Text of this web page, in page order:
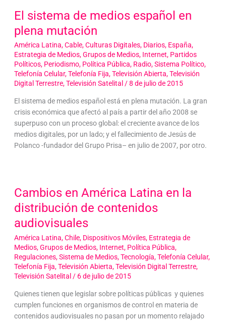
El sistema de medios español en
plena mutación
América Latina,Cable,Culturas Digitales, Diarios, España,
Estrategia de Medios,Grupos de Medios, Internet, Partidos
Políticos, Periodismo, Política Pública, Radio,Sistema Político,
Telefonía Celular,Telefonía Fija,Televisión Abierta,Televisión
Digital Terrestre,Televisión Satelital /8 de julio de 2015
El sistema de medios español está en plena mutación. La gran
crisis económica que afectó al país a partir del año 2008 se
superpuso con un proceso global: el creciente avance de los
medios digitales, por un lado; y el fallecimiento de Jesús de
Polanco -fundador del Grupo Prisa– en julio de 2007, por otro.
Cambios en América Latina en la
distribución de contenidos
audiovisuales
América Latina,Chile, Dispositivos Móviles, Estrategia de
Medios,Grupos de Medios, Internet, Política Pública,
Regulaciones,Sistema de Medios,Tecnología,Telefonía Celular,
Telefonía Fija,Televisión Abierta,Televisión Digital Terrestre,
Televisión Satelital / 6 de julio de 2015
Quienes tienen que legislar sobre políticas públicas y quienes
cumplen funciones en organismos de control en materia de
contenidos audiovisuales no pasan por un momento relajado